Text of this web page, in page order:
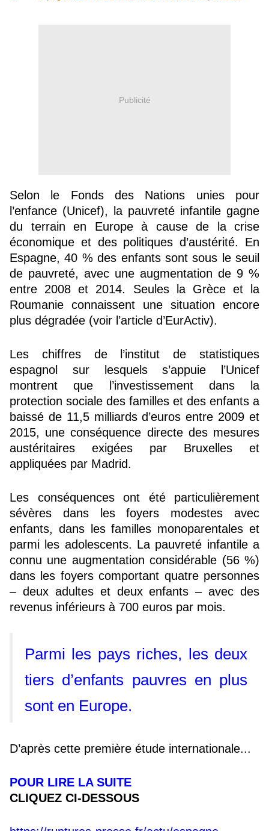
Publicité
Selon le Fonds des Nations unies pour
l’enfance (Unicef), la pauvreté infantile gagne
du terrain en Europe à cause de la crise
économique et des politiques d’austérité. En
Espagne, 40 % des enfants sont sous le seuil
de pauvreté, avec une augmentation de 9 %
entre 2008 et 2014. Seules la Grèce et la
Roumanie connaissent une situation encore
plus dégradée (voir l’article d’EurActiv).
Les chiffres de l’institut de statistiques
espagnol sur lesquels s’appuie l’Unicef
montrent que l’investissement dans la
protection sociale des familles et des enfants a
baissé de 11,5 milliards d’euros entre 2009 et
2015, une conséquence directe des mesures
austéritaires exigées par Bruxelles et
appliquées par Madrid.
Les conséquences ont été particulièrement
sévères dans les foyers modestes avec
enfants, dans les familles monoparentales et
parmi les adolescents. La pauvreté infantile a
connu une augmentation considérable (56 %)
dans les foyers comportant quatre personnes
– deux adultes et deux enfants – avec des
revenus inférieurs à 700 euros par mois.
Parmi les pays riches, les deux
tiers d’enfants pauvres en plus
sont en Europe.
D’après cette première étude internationale...
POUR LIRE LA SUITE
CLIQUEZ CI-DESSOUS